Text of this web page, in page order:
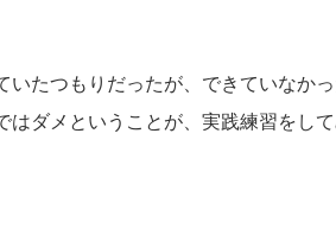
いたつもりだったが、できていなかっ
はダメということが、実践練習をし